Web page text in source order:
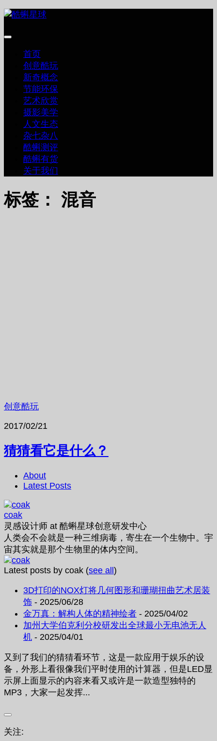
跳
内
首页
创意酷玩
新奇概念
节能环保
艺术欣赏
摄影美学
人文生态
杂七杂八
酷蝌测评
酷蝌有货
关于我们
标签： 混音
创意酷玩
2017/02/21
猜猜看它是什么？
About
Latest Posts
coak
灵感设计师 at 酷蝌星球创意研发中心
人类会不会就是一种三维病毒，寄生在一个生物中。宇
宙其实就是那个生物里的体内空间。
Latest posts by coak (see all)
3D打印的NOX灯将几何图形和珊瑚扭曲艺术居装
饰 - 2025/06/28
金万真：解构人体的精神绘者 - 2025/04/02
加州大学伯克利分校研发出全球最小无电池无人
机 - 2025/04/01
又到了我们的猜猜看环节，这是一款应用于娱乐的设
备，外形上看很像我们平时使用的计算器，但是LED显
示屏上面显示的内容来看又或许是一款造型独特的
MP3，大家一起发挥...
关注: